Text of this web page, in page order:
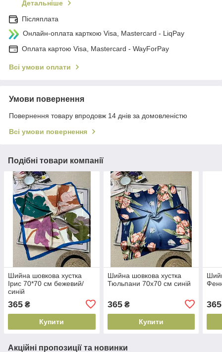
Детальніше
Післяплата
Онлайн-оплата карткою Visa, Mastercard - LiqPay
Оплата картою Visa, Mastercard - WayForPay
Всі умови оплати
Умови повернення
Повернення товару впродовж 14 днів за домовленістю
Всі умови повернення
Подібні товари компанії
Шийна шовкова хустка
Ірис 70*70 см бежевий/
синій
365 ₴
Купити
Шийна шовкова хустка
Тюльпани 70х70 см синій
365₴
Купити
365
Акційні пропозиції та новинки